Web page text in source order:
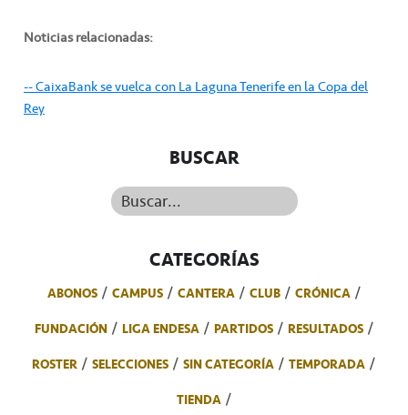
Noticias relacionadas:
-- CaixaBank se vuelca con La Laguna Tenerife en la Copa del
Rey
BUSCAR
Buscar...
CATEGORÍAS
ABONOS CAMPUS CANTERA CLUB
CRÓNICA
FUNDACIÓN
LIGA ENDESA PARTIDOS
RESULTADOS
ROSTER
SELECCIONES SIN CATEGORÍA
TEMPORADA
TIENDA